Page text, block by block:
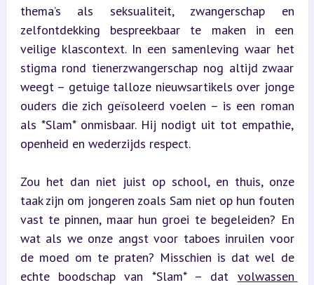
thema’s als seksualiteit, zwangerschap en
zelfontdekking bespreekbaar te maken in een
veilige klascontext. In een samenleving waar het
stigma rond tienerzwangerschap nog altijd zwaar
weegt – getuige talloze nieuwsartikels over jonge
ouders die zich geïsoleerd voelen – is een roman
als *Slam* onmisbaar. Hij nodigt uit tot empathie,
openheid en wederzijds respect.
Zou het dan niet juist op school, en thuis, onze
taak zijn om jongeren zoals Sam niet op hun fouten
vast te pinnen, maar hun groei te begeleiden? En
wat als we onze angst voor taboes inruilen voor
de moed om te praten? Misschien is dat wel de
echte boodschap van *Slam* – dat volwassen